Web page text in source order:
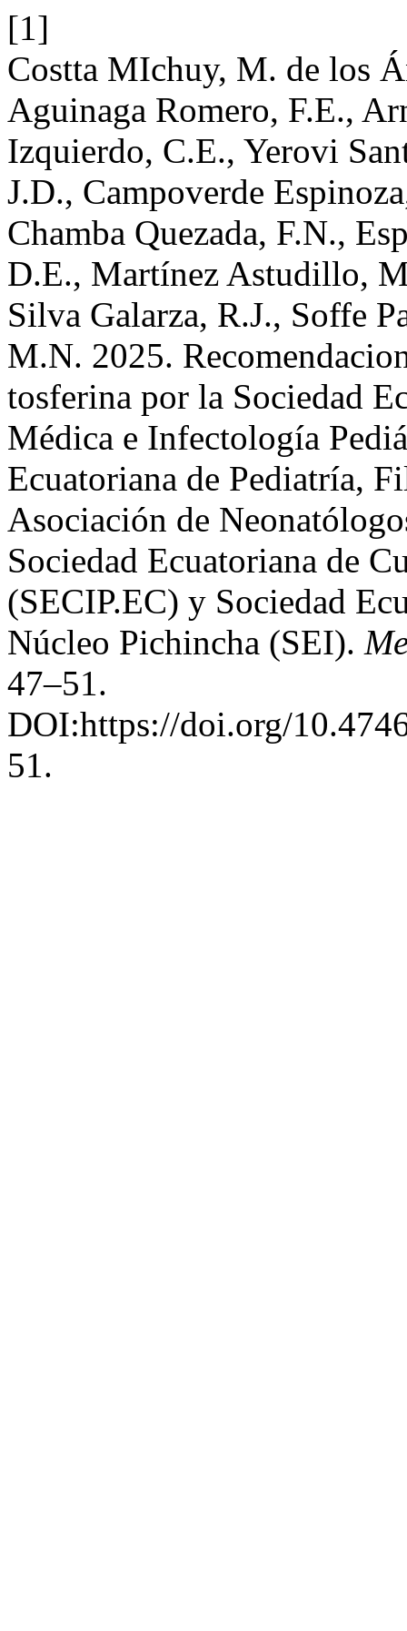
[1]
Costta MIchuy, M. de los
Aguinaga Romero, F.E.,
Izquierdo, C.E., Yerovi
J.D., Campoverde
Chamba Quezada, F.N.,
D.E., Martínez Astudillo,
Silva Galarza, R.J., Soffe
M.N. 2025.
tosferina por la Sociedad
Médica e Infectología
Ecuatoriana de Pediatría,
Asociación de
Sociedad Ecuatoriana de
(SECIP.EC) y Sociedad
Núcleo Pichincha (SEI).
47–51.
DOI:https://doi.org/
51.